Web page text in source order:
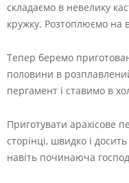
складаємо в невелику
кружку. Розтоплюємо на
Тепер беремо
половини в
пергамент і ставимо в
Приготувати арахісове
сторінці, швидко і
навіть починаюча